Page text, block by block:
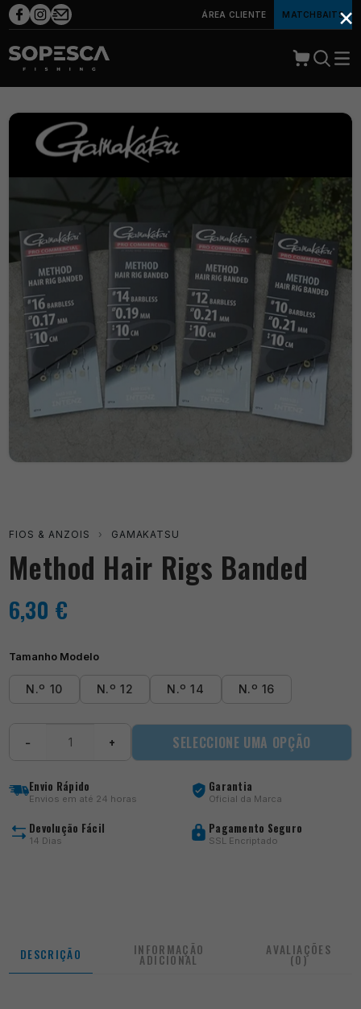
ÁREA CLIENTE MATCHBAITS
FIOS & ANZOIS › GAMAKATSU
Method Hair Rigs Banded
6,30 €
Tamanho Modelo
N.º 10 N.º 12 N.º 14 N.º 16
Rigs
Banded
− + SELECCIONE UMA OPÇÃO
Envio Rápido
Envios em até 24 horas
Garantia
Oficial da Marca
Devolução Fácil
14 Dias
Pagamento Seguro
SSL Encriptado
DESCRIÇÃO INFORMAÇÃO
ADICIONAL
AVALIAÇÕES
(0)
×